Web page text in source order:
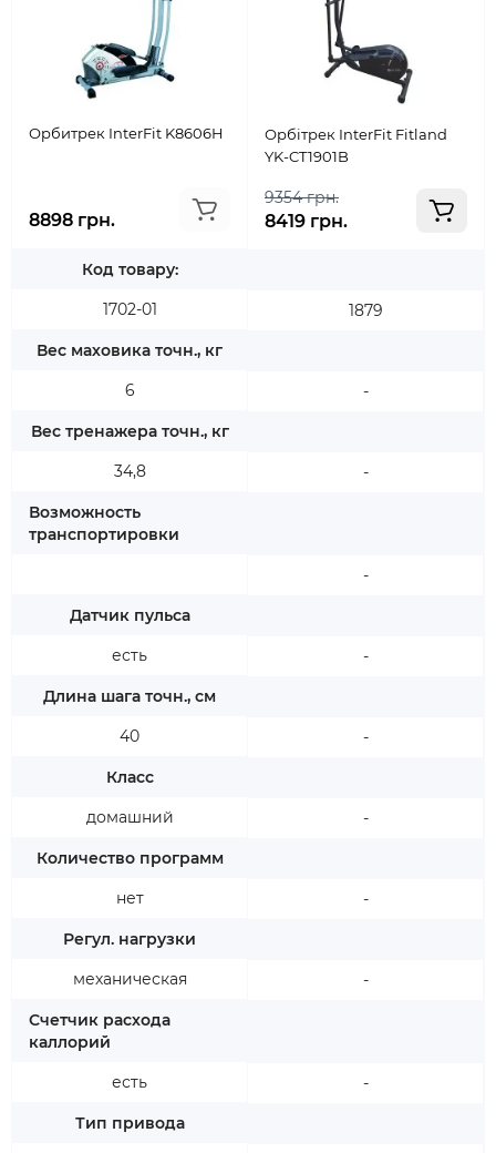
Орбитрек InterFit K8606H
8898 грн.
Код товару:
1702-01
Вес маховика точн., кг
6
Вес тренажера точн., кг
34,8
Возможность
транспортировки
Датчик пульса
есть
Длина шага точн., см
40
Класс
домашний
Количество программ
нет
Регул. нагрузки
механическая
Счетчик расхода
каллорий
есть
Тип привода
Орбітрек InterFit Fitland
YK-CT1901B
9354 грн.
8419 грн.
1879
-
-
-
-
-
-
-
-
-